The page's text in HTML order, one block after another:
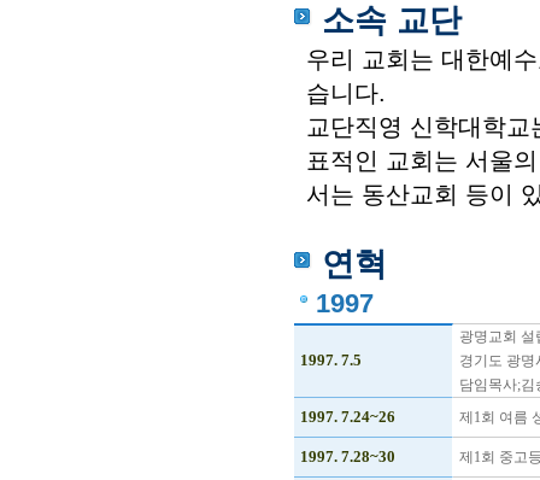
소속 교단
우리 교회는 대한예
습니다.
교단직영 신학대학
표적인 교회는 서울
서는 동산교회 등이
연혁
1997
1997. 7.5
광명교회 설
경기도 광명
담임목사;
1997. 7.24~26 제1회 여름
1997. 7.28~30 제1회 중고